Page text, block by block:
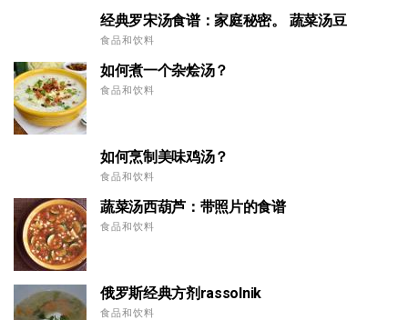
经典罗宋汤食谱：家庭秘密。 蔬菜汤豆
食品和饮料
如何煮一个杂烩汤？
食品和饮料
如何烹制美味鸡汤？
食品和饮料
蔬菜汤西葫芦：带照片的食谱
食品和饮料
俄罗斯经典方剂rassolnik
食品和饮料